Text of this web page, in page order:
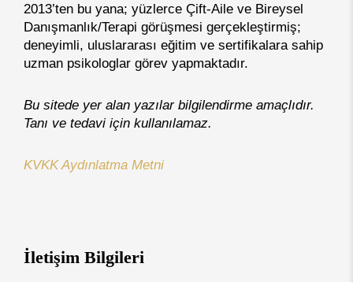
2013’ten bu yana; yüzlerce Çift-Aile ve Bireysel
Danışmanlık/Terapi görüşmesi gerçekleştirmiş;
deneyimli, uluslararası eğitim ve sertifikalara sahip
uzman psikologlar görev yapmaktadır.
Bu sitede yer alan yazılar bilgilendirme amaçlıdır.
Tanı ve tedavi için kullanılamaz.
KVKK Aydınlatma Metni
İletişim Bilgileri